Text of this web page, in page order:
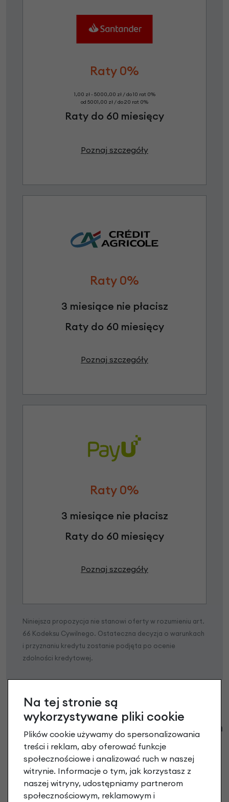
Raty 0%
1,00 zł - 5000,00 zł / do 10 rat 0%
od 5001,00 zł / do 20 rat 0%
Raty do 60 miesięcy
Poznaj szczegóły
Raty 0%
3 miesiące nie płacisz
Raty do 60 miesięcy
Poznaj szczegóły
Raty 0%
3 miesiące nie płacisz
Raty do 60 miesięcy
Poznaj szczegóły
Niniejsza propozycja nie stanowi oferty w rozumieniu art.
66 Kodeksu Cywilnego. Ostateczna decyzja o warunkach
i przyznaniu kredytu zostanie podjęta po ocenie
zdolności kredytowej.
Klienci zadali następujące pytania o ten
produkt
Nikt wcześniej niemiał pytań do tego produktu? A Ty o
co chcesz zapytać?
Na tej stronie są
wykorzystywane pliki cookie
Plików cookie używamy do spersonalizowania
treści i reklam, aby oferować funkcje
społecznościowe i analizować ruch w naszej
witrynie. Informacje o tym, jak korzystasz z
naszej witryny, udostępniamy partnerom
społecznościowym, reklamowym i